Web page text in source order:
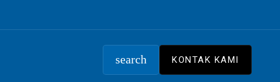
search KONTAK KAMI